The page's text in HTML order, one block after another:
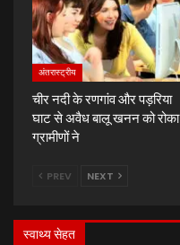
अंतरास्ट्रीय
चीर नदी के रणगांव और पड़रिया
घाट से अवैध बालू खनन को रोका
ग्रामीणों ने
PREV NEXT
स्वाथ्य सेहत